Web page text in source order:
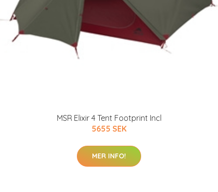
MSR Elixir 4 Tent Footprint Incl
5655 SEK
MER INFO!